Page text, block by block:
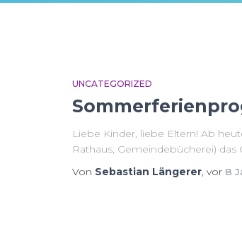
UNCATEGORIZED
Liebe Kinder, liebe Eltern! Ab
Rathaus, Gemeindebücherei)
Von Sebastian Längerer, vor 8